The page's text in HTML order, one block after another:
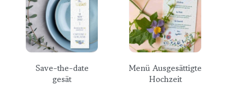
Save-the-date
gesät
Menü Ausgesättigte
Hochzeit